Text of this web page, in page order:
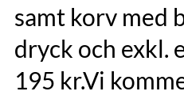
samt korv med
dryck och exkl.
195 kr.Vi